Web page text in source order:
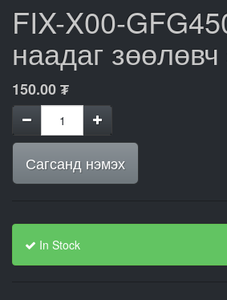
FIX-X00-
наадаг зөөлөвч
150.00₮
Сагсанд нэмэх
In Stock